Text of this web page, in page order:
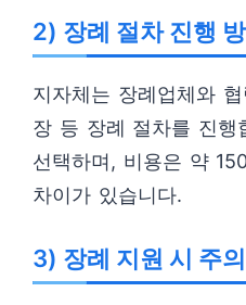
2) 장례 절차 진행
지자체는 장례업체와
장 등 장례 절차를 진행
선택하며, 비용은 약
차이가 있습니다.
3) 장례 지원 시 주